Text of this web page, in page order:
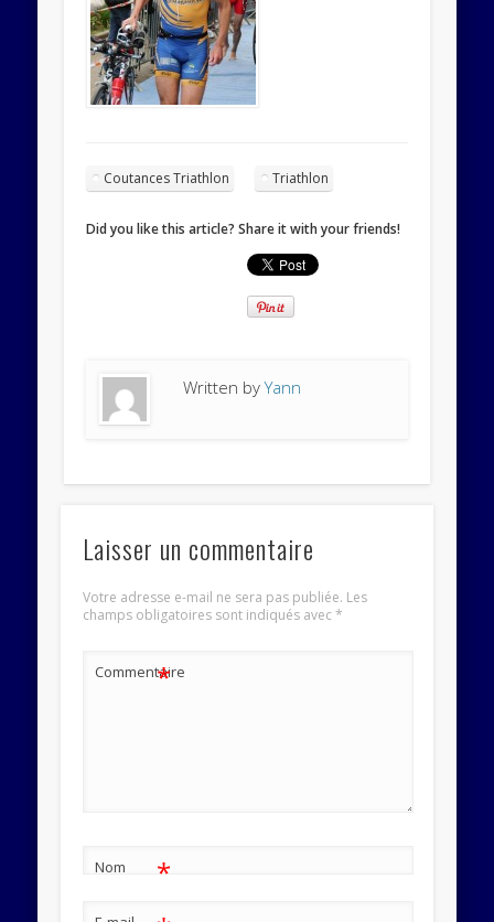
Coutances Triathlon Triathlon
Did you like this article? Share it with your friends!
Written byYann
Laisser un commentaire
Votre adresse e-mail ne sera pas publiée. Les
champs obligatoires sont indiqués avec*
Commentaire
*
Nom *